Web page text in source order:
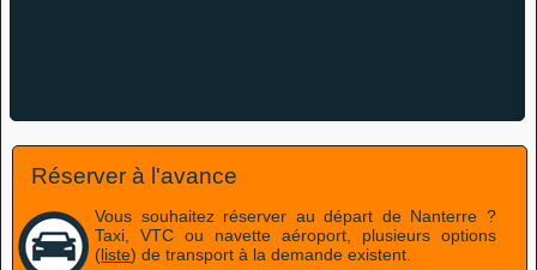
Réserver à l'avance
Vous souhaitez réserver au départ de Nanterre ?
Taxi, VTC ou navette aéroport, plusieurs options
(liste) de transport à la demande existent.